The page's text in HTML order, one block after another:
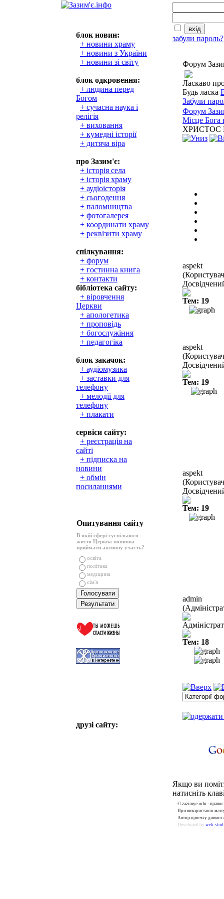
блок новин:
+ новини храму
+ новини з України
+ новини зі світу
блок одкровення:
+ людина перед
Богом
+ сучасна наука і
релігія
+ виховання
+ кумедні історії
+ дитяча віра
про Зазим'є:
+ історія села
+ історія храму
+ аудіоісторія
+ сьогодення
+ паломництва
+ фотогалерея
+ координати храму
+ реквізити храму
спілкування:
+ форум
+ гостинна книга
+ контакти
бібліотека сайту:
+ віровчення
Церкви
+ апологетика
+ проповідь
+ богослужіння
+ педагогіка
блок закачок:
+ аудіомузика
+ заставки для
телефону
+ мелодії для
телефону
+ плакати
сервіси сайту:
+ реєстрація на
сайті
+ підписка на
новини
+ обмін
посиланнями
Опитування сайту
В якій сфері суспільного
життя Церква повинна
приймати активну участь?
освіта
політика
медицина
сім'я
друзі сайту:
забули пароль?
Форум
Ласкаво
Будь ласка
Забули
Форум
Місце Бога
ХРИСТОС
aspekt
Тем: 19
aspekt
Тем: 19
aspekt
Тем: 19
admin
Тем: 18
Якщо ви
натисніть
© zazimye.info -
При використанні
Автор проекту диякон
Developed by web-